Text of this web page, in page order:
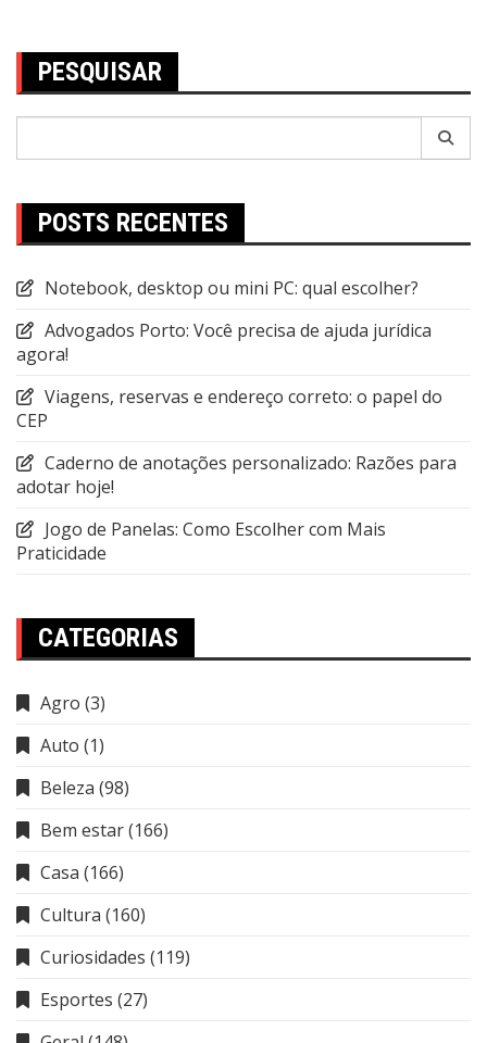
PESQUISAR
POSTS RECENTES
Notebook, desktop ou mini PC: qual escolher?
Advogados Porto: Você precisa de ajuda jurídica
agora!
Viagens, reservas e endereço correto: o papel do
CEP
Caderno de anotações personalizado: Razões para
adotar hoje!
Jogo de Panelas: Como Escolher com Mais
Praticidade
CATEGORIAS
Agro (3)
Auto (1)
Beleza (98)
Bem estar(166)
Casa (166)
Cultura (160)
Curiosidades (119)
Esportes (27)